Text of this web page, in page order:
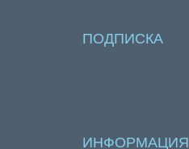
ПОДПИСКА
ИНФОРМАЦИЯ